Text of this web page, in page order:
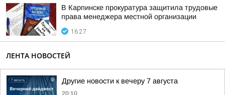
В Карпинске прокуратура защитила трудовые
права менеджера местной организации
16:27
ЛЕНТА НОВОСТЕЙ
Другие новости к вечеру 7 августа
20:10